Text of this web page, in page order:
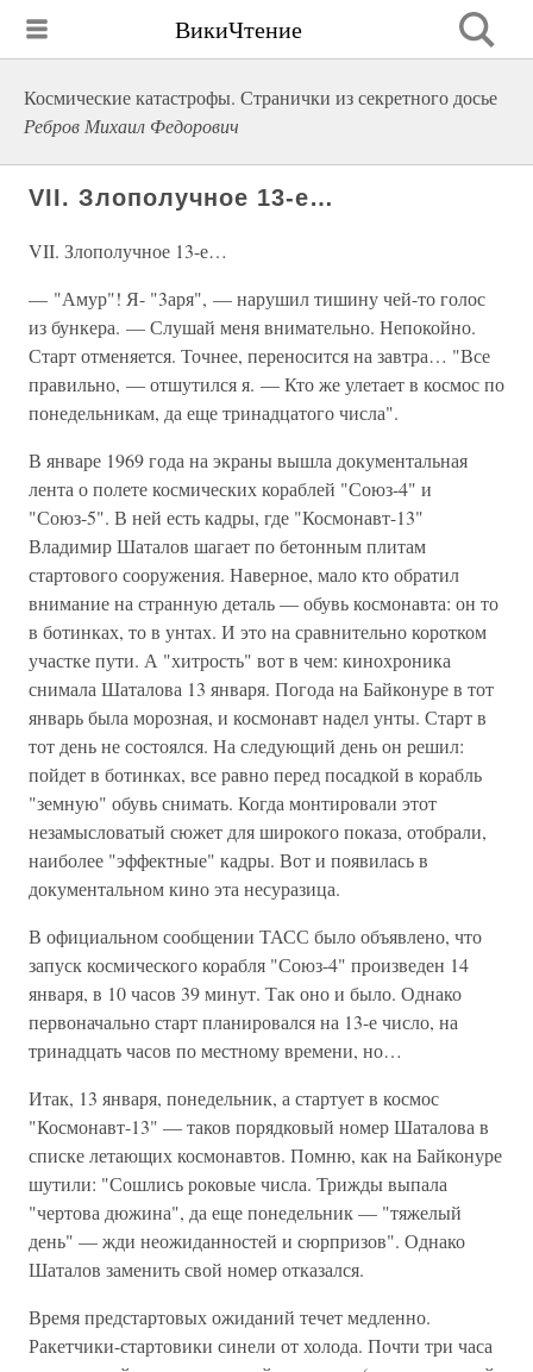
ВикиЧтение
Космические катастрофы. Странички из секретного досье
Ребров Михаил Федорович
VII. Злополучное 13-е…
VII. Злополучное 13-е…
— "Амур"! Я- "3аря", — нарушил тишину чей-то голос
из бункера. — Слушай меня внимательно. Непокойно.
Старт отменяется. Точнее, переносится на завтра… "Все
правильно, — отшутился я. — Кто же улетает в космос по
понедельникам, да еще тринадцатого числа".
В январе 1969 года на экраны вышла документальная
лента о полете космических кораблей "Союз-4" и
"Союз-5". В ней есть кадры, где "Космонавт-13"
Владимир Шаталов шагает по бетонным плитам
стартового сооружения. Наверное, мало кто обратил
внимание на странную деталь — обувь космонавта: он то
в ботинках, то в унтах. И это на сравнительно коротком
участке пути. А "хитрость" вот в чем: кинохроника
снимала Шаталова 13 января. Погода на Байконуре в тот
январь была морозная, и космонавт надел унты. Старт в
тот день не состоялся. На следующий день он решил:
пойдет в ботинках, все равно перед посадкой в корабль
"земную" обувь снимать. Когда монтировали этот
незамысловатый сюжет для широкого показа, отобрали,
наиболее "эффектные" кадры. Вот и появилась в
документальном кино эта несуразица.
В официальном сообщении ТАСС было объявлено, что
запуск космического корабля "Союз-4" произведен 14
января, в 10 часов 39 минут. Так оно и было. Однако
первоначально старт планировался на 13-е число, на
тринадцать часов по местному времени, но…
Итак, 13 января, понедельник, а стартует в космос
"Космонавт-13" — таков порядковый номер Шаталова в
списке летающих космонавтов. Помню, как на Байконуре
шутили: "Сошлись роковые числа. Трижды выпала
"чертова дюжина", да еще понедельник — "тяжелый
день" — жди неожиданностей и сюрпризов". Однако
Шаталов заменить свой номер отказался.
Время предстартовых ожиданий течет медленно.
Ракетчики-стартовики синели от холода. Почти три часа